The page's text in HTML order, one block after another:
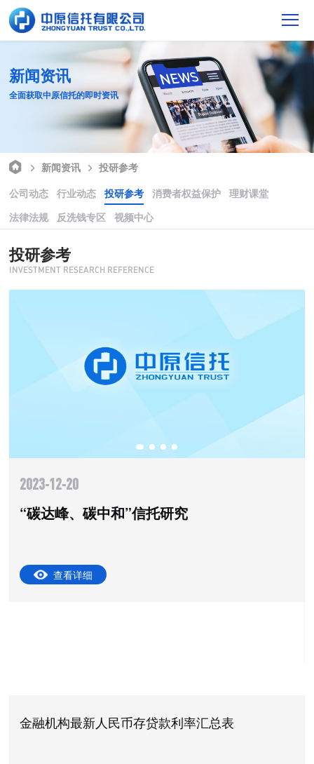
新闻资讯
全面获取中原信托的即时资讯
新闻资讯
投研参考
公司动态
行业动态 投研参考 消费者权益保护
理财课堂
法律法规
反洗钱专区 视频中心
投研参考
INVESTMENT RESEARCH REFERENCE
2023-12-20
“碳达峰、碳中和”信托研究
查看详细
金融机构最新人民币存贷款利率汇总表